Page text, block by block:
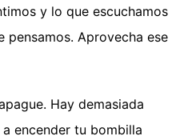
y lo que escuchamos
pensamos. Aprovecha ese
Hay demasiada
encender tu bombilla